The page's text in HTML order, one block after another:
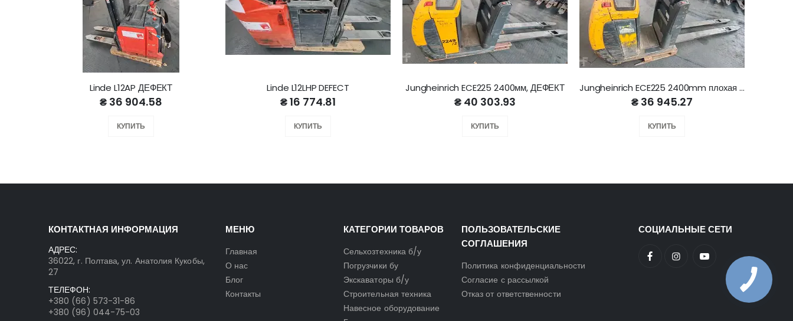
Linde L12AP ДЕФЕКТ
₴ 36 904.58
КУПИТЬ
Linde L12LHP DEFECT
₴ 16 774.81
КУПИТЬ
Jungheinrich ECE225 2400мм, ДЕФЕКТ
₴ 40 303.93
КУПИТЬ
Jungheinrich ECE225 2400mm плохая батарея
₴ 36 945.27
КУПИТЬ
КОНТАКТНАЯ ИНФОРМАЦИЯ
АДРЕС:
36022, г. Полтава, ул. Анатолия Кукобы,
27
ТЕЛЕФОН:
+380 (66) 573-31-86
+380 (96) 044-75-03
МЕНЮ
Главная
О нас
Блог
Контакты
КАТЕГОРИИ ТОВАРОВ
Сельхозтехника б/у
Погрузчики бу
Экскаваторы б/у
Строительная техника
Навесное оборудование
ПОЛЬЗОВАТЕЛЬСКИЕ
СОГЛАШЕНИЯ
Политика конфиденциальности
Согласие с рассылкой
Отказ от ответственности
СОЦИАЛЬНЫЕ СЕТИ